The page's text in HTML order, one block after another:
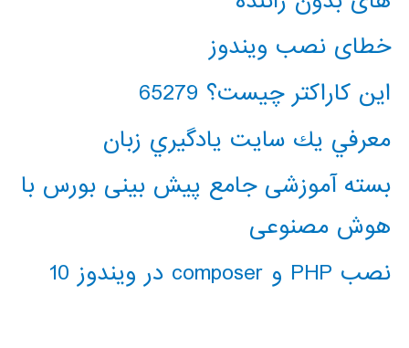
خطای نصب ویندوز
این کاراکتر چیست؟ 65279
معرفي يك سايت يادگيري زبان
بسته آموزشی جامع پیش بینی بورس با
هوش مصنوعی
نصب PHP و composer در ویندوز 10